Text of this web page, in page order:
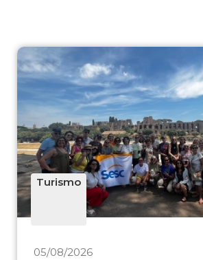
Turismo
05/08/2026